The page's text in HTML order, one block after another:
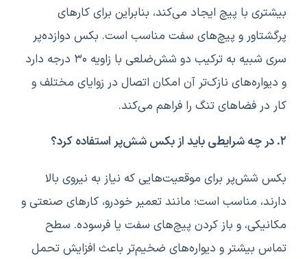
بیشتری با پیچ ایجاد می‌کند، بنابراین برای کارهای
پرگشتاور و پیچ‌های سفت مناسب است. بکس دوازده‌پر
سری شبیه به ترکیب دو شش‌ضلعی با زاویه ۳۰ درجه دارد
و دیواره‌های نازک‌تر آن امکان اتصال در زوایای مختلف و
کار در فضاهای تنگ را فراهم می‌کند.
۲. در چه شرایطی باید از بکس شش‌پر استفاده کرد؟
بکس شش‌پر برای موقعیت‌هایی که نیاز به نیروی بالا
دارند، مناسب است؛ مانند تعمیر خودرو، کارهای صنعتی و
مکانیکی، و باز کردن پیچ‌های سفت یا فرسوده. سطح
تماس بیشتر و دیواره‌های ضخیم‌تر باعث افزایش تحمل